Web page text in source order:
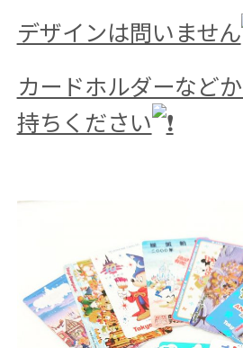
デザインは問いません
カードホルダーなど
持ちください